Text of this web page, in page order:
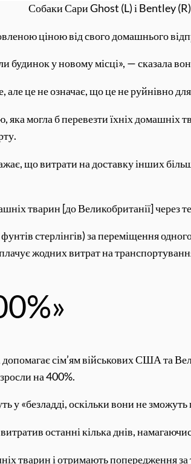
Собаки Сари Ghost (L) і Bentley (R)
ціною від свого домашнього
будинок у новому місці», — сказала
це не означає, що це не руйнівно
могла б перевезти їхніх
що витрати на доставку інших
тварин [до Великобританії] через
стерлінгів) за переміщення
жодних витрат на
сім’ям військових США та
на 400%.
у «безладді, оскільки вони не
останні кілька днів,
тварин і отримають попередження